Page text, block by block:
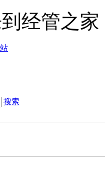
经管之家
搜索